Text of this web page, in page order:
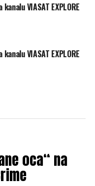
kanalu VIASAT EXPLORE
kanalu VIASAT EXPLORE
oca“ na